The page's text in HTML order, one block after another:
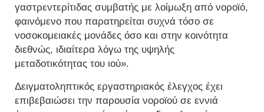
γαστρεντερίτιδας συμβατής με λοίμωξη από νοροϊό,
φαινόμενο που παρατηρείται συχνά τόσο σε
νοσοκομειακές μονάδες όσο και στην κοινότητα
διεθνώς, ιδιαίτερα λόγω της υψηλής
μεταδοτικότητας του ιού».
Δειγματοληπτικός εργαστηριακός έλεγχος έχει
επιβεβαιώσει την παρουσία νοροϊού σε εννιά